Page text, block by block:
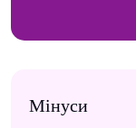
Мінуси